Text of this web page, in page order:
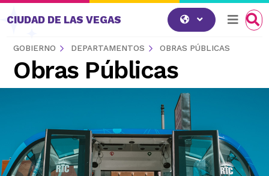
Saltar al contenido
CIUDAD DE LAS VEGAS
GOBIERNO DEPARTAMENTOS OBRAS PÚBLICAS
Obras Públicas